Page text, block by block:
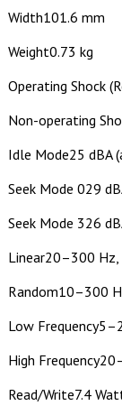
Width101.6 mm
Weight0.73 kg
Operating Shock
Non-operating
Idle Mode25 dBA
Seek Mode 029
Seek Mode 326
Linear20–300 Hz,
Random10–300
Low
High
Read/Write7.4